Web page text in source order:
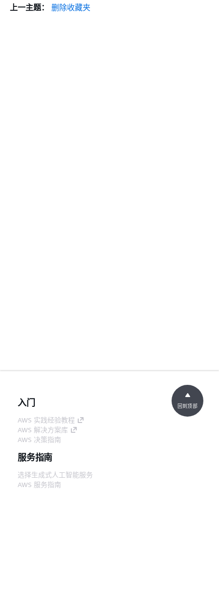
上一主题：
删除收藏夹
入门
AWS 实践经验教程
AWS 解决方案库
AWS 决策指南
服务指南
选择生成式人工智能服务
AWS 服务指南
回到顶部